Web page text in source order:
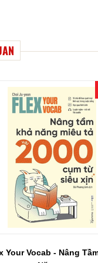
Việt - Từ Lời Ăn Tiếng